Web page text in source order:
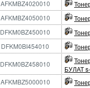
AFKMBZ4020010
AFKMBZ4050010
DFKM0BZ450010
DFKM0BI454010
DFKM0BZ458010
БУЛАТ
AFKMBZ5000010